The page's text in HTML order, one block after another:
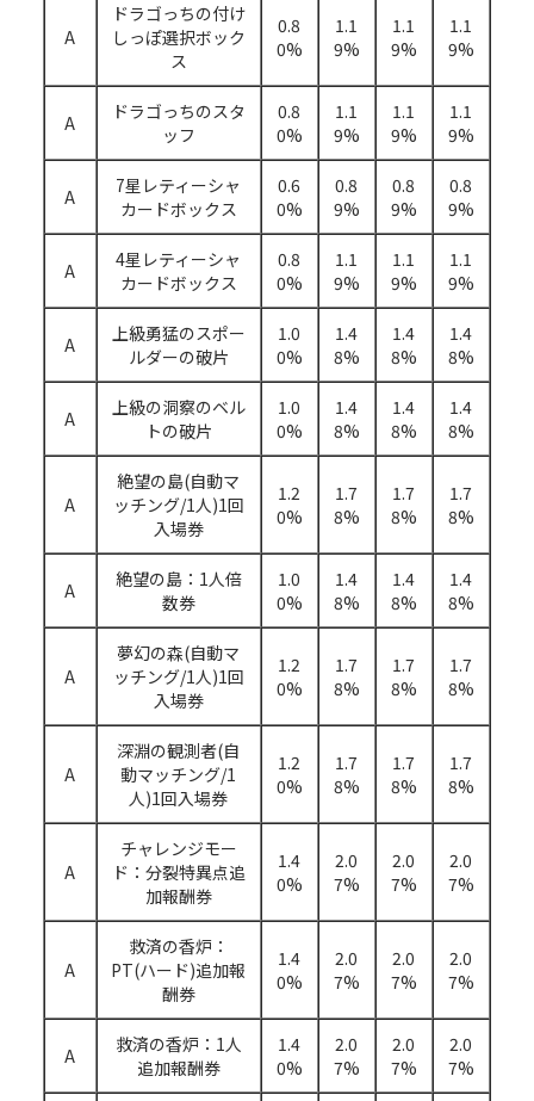
A
ドラゴっちの付け
しっぽ選択ボック
ス
0.8
0%
1.1
9%
1.1
9%
1.1
9%
A
ドラゴっちのスタ
ッフ
0.8
0%
1.1
9%
1.1
9%
1.1
9%
A
7星レティーシャ
カードボックス
0.6
0%
0.8
9%
0.8
9%
0.8
9%
A
4星レティーシャ
カードボックス
0.8
0%
1.1
9%
1.1
9%
1.1
9%
A
上級勇猛のスポー
ルダーの破片
1.0
0%
1.4
8%
1.4
8%
1.4
8%
A
上級の洞察のベル
トの破片
1.0
0%
1.4
8%
1.4
8%
1.4
8%
A
絶望の島(自動マ
ッチング/1人)1回
入場券
1.2
0%
1.7
8%
1.7
8%
1.7
8%
A
絶望の島：1人倍
数券
1.0
0%
1.4
8%
1.4
8%
1.4
8%
A
夢幻の森(自動マ
ッチング/1人)1回
入場券
1.2
0%
1.7
8%
1.7
8%
1.7
8%
A
深淵の観測者(自
動マッチング/1
人)1回入場券
1.2
0%
1.7
8%
1.7
8%
1.7
8%
A
チャレンジモー
ド：分裂特異点追
加報酬券
1.4
0%
2.0
7%
2.0
7%
2.0
7%
A
救済の香炉：
PT(ハード)追加報
酬券
1.4
0%
2.0
7%
2.0
7%
2.0
7%
A
救済の香炉：1人
追加報酬券
1.4
0%
2.0
7%
2.0
7%
2.0
7%